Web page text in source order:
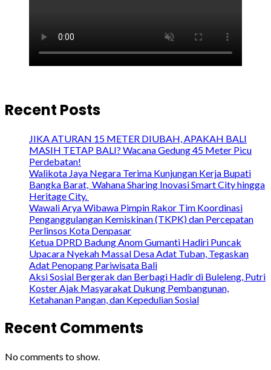
Recent Posts
JIKA ATURAN 15 METER DIUBAH, APAKAH BALI
MASIH TETAP BALI? Wacana Gedung 45 Meter Picu
Perdebatan!
Walikota Jaya Negara Terima Kunjungan Kerja Bupati
Bangka Barat, Wahana Sharing Inovasi Smart City hingga
Heritage City.
Wawali Arya Wibawa Pimpin Rakor Tim Koordinasi
Penganggulangan Kemiskinan (TKPK) dan Percepatan
Perlinsos Kota Denpasar
Ketua DPRD Badung Anom Gumanti Hadiri Puncak
Upacara Nyekah Massal Desa Adat Tuban, Tegaskan
Adat Penopang Pariwisata Bali
Aksi Sosial Bergerak dan Berbagi Hadir di Buleleng, Putri
Koster Ajak Masyarakat Dukung Pembangunan,
Ketahanan Pangan, dan Kepedulian Sosial
Recent Comments
No comments to show.